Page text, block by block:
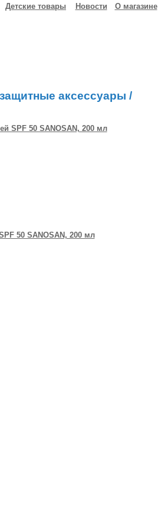
Детские товары Новости О магазине
аксессуары /
SPF 50 SANOSAN, 200 мл
50 SANOSAN, 200 мл